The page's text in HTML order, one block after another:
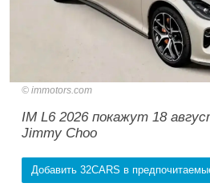
immotors.com
IM L6 2026 покажут 18
Jimmy Choo
Добавить 32CARS в